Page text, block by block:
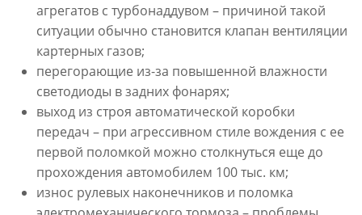
агрегатов с турбонаддувом – причиной такой
ситуации обычно становится клапан вентиляции
картерных газов;
перегорающие из-за повышенной влажности
светодиоды в задних фонарях;
выход из строя автоматической коробки
передач – при агрессивном стиле вождения с ее
первой поломкой можно столкнуться еще до
прохождения автомобилем 100 тыс. км;
износ рулевых наконечников и поломка